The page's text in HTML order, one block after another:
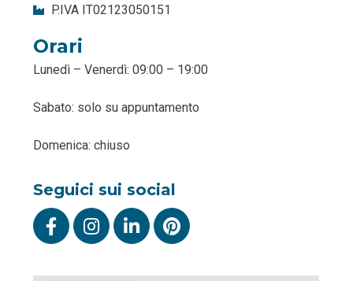
P.IVA IT02123050151
Orari
Lunedì – Venerdì: 09:00 – 19:00
Sabato: solo su appuntamento
Domenica: chiuso
Seguici sui social